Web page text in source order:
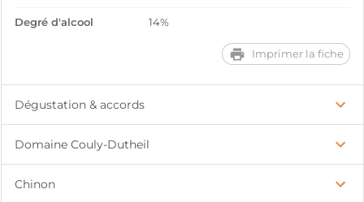
Degré d'alcool 14%
Imprimer la fiche
Dégustation & accords
Domaine Couly-Dutheil
Chinon